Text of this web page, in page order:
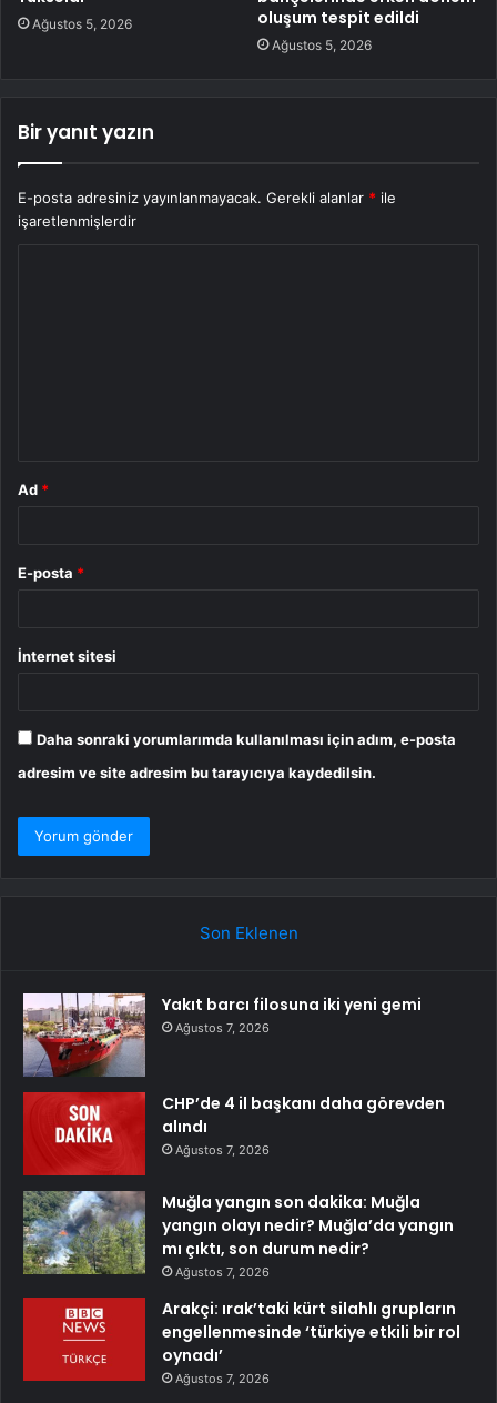
Ağustos 5, 2026
oluşum tespit edildi
Ağustos 5, 2026
Bir yanıt yazın
E-posta adresiniz yayınlanmayacak. Gerekli alanlar * ile
işaretlenmişlerdir
Ad *
E-posta *
İnternet sitesi
Daha sonraki yorumlarımda kullanılması için adım, e-posta
adresim ve site adresim bu tarayıcıya kaydedilsin.
Son Eklenen
Yakıt barcı filosuna iki yeni gemi
Ağustos 7, 2026
CHP’de 4 il başkanı daha görevden
alındı
Ağustos 7, 2026
Muğla yangın son dakika: Muğla
yangın olayı nedir? Muğla’da yangın
mı çıktı, son durum nedir?
Ağustos 7, 2026
Arakçi: ırak’taki kürt silahlı grupların
engellenmesinde ‘türkiye etkili bir rol
oynadı’
Ağustos 7, 2026